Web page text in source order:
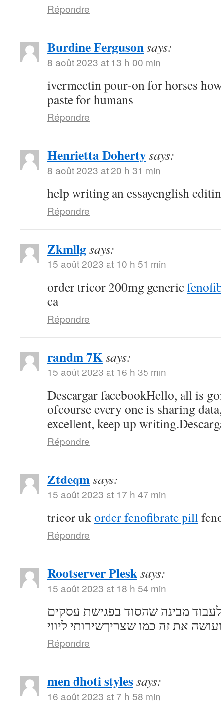
Répondre
Burdine Fergusonsays:
8 août 2023 at 13 h 00 min
ivermectin pour-on for horses
paste for humans
Répondre
Henrietta Dohertysays:
8 août 2023 at 20 h 31 min
help writing an essayenglish
Répondre
Zkmllgsays:
15 août 2023 at 10 h 51 min
order tricor 200mg generic
ca
Répondre
randm 7Ksays:
15 août 2023 at 16 h 35 min
Descargar facebookHello, all is
ofcourse every one is sharing
excellent, keep up
Répondre
Ztdeqmsays:
15 août 2023 at 17 h 47 min
tricor ukorder fenofibrate pill
Répondre
Rootserver Plesksays:
15 août 2023 at 18 h 54 min
מבינה שהסוד בפגישת עסקים
את זה כמו שצריךשירותי ליווי
Répondre
men dhoti stylessays:
16 août 2023 at 7 h 58 min